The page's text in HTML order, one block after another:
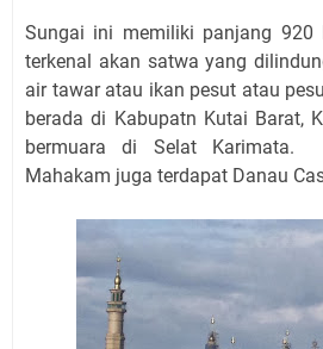
Sungai ini memiliki panjang
terkenal akan satwa yang
air tawar atau ikan pesut atau
berada di Kabupatn Kutai Barat,
bermuara di Selat Karimata.
Mahakam juga terdapat Danau